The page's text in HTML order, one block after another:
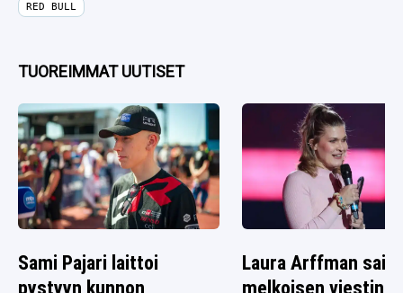
RED BULL
TUOREIMMAT UUTISET
Sami Pajari laittoi
pystyyn kunnon
Laura Arffman sai
melkoisen viestin